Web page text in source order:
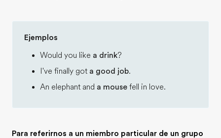
Ejemplos
Would you like a drink?
I've finally got a good job.
An elephant and a mouse fell in love.
Para referirnos a un miembro particular de un grupo